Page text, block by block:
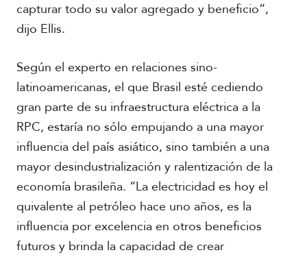
capturar todo su valor agregado y beneficio”,
dijo Ellis.
Según el experto en relaciones sino-
latinoamericanas, el que Brasil esté cediendo
gran parte de su infraestructura eléctrica a la
RPC, estaría no sólo empujando a una mayor
influencia del país asiático, sino también a una
mayor desindustrialización y ralentización de la
economía brasileña. “La electricidad es hoy el
quivalente al petróleo hace uno años, es la
influencia por excelencia en otros beneficios
futuros y brinda la capacidad de crear